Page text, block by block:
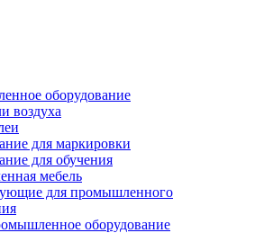
оборудование
воздуха
для маркировки
для обучения
мебель
для промышленного
оборудование